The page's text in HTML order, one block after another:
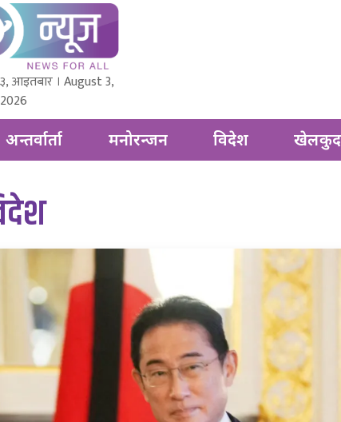
आइतबार । August 3,
2026
अन्तर्वार्ता मनोरन्जन विदेश खेलकुद